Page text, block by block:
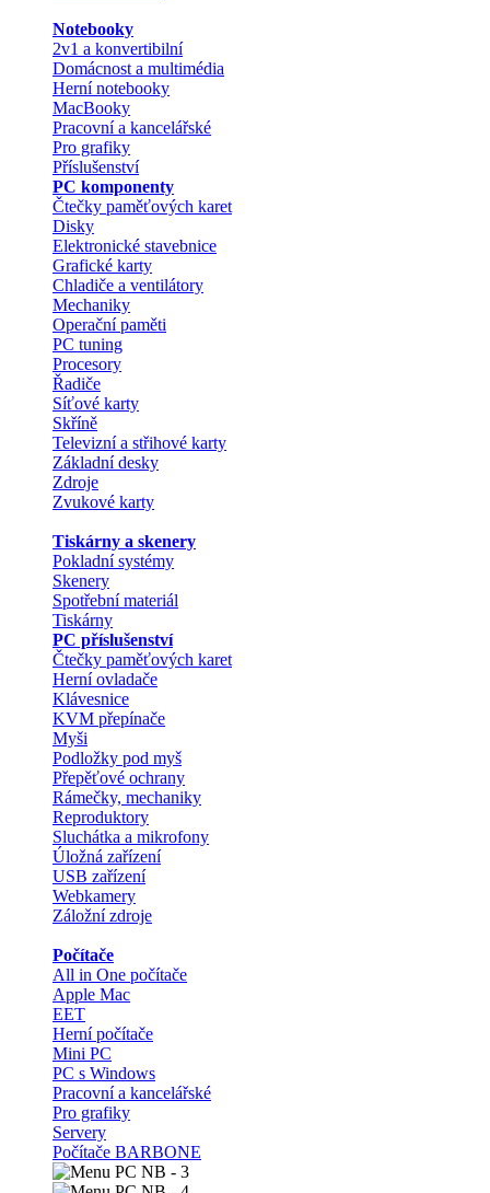
Notebooky
2v1 a konvertibilní
Domácnost a multimédia
Herní notebooky
MacBooky
Pracovní a kancelářské
Pro grafiky
Příslušenství
PC komponenty
Čtečky paměťových karet
Disky
Elektronické stavebnice
Grafické karty
Chladiče a ventilátory
Mechaniky
Operační paměti
PC tuning
Procesory
Řadiče
Síťové karty
Skříně
Televizní a střihové karty
Základní desky
Zdroje
Zvukové karty
Tiskárny a skenery
Pokladní systémy
Skenery
Spotřební materiál
Tiskárny
PC příslušenství
Čtečky paměťových karet
Herní ovladače
Klávesnice
KVM přepínače
Myši
Podložky pod myš
Přepěťové ochrany
Rámečky, mechaniky
Reproduktory
Sluchátka a mikrofony
Úložná zařízení
USB zařízení
Webkamery
Záložní zdroje
Počítače
All in One počítače
Apple Mac
EET
Herní počítače
Mini PC
PC s Windows
Pracovní a kancelářské
Pro grafiky
Servery
Počítače BARBONE